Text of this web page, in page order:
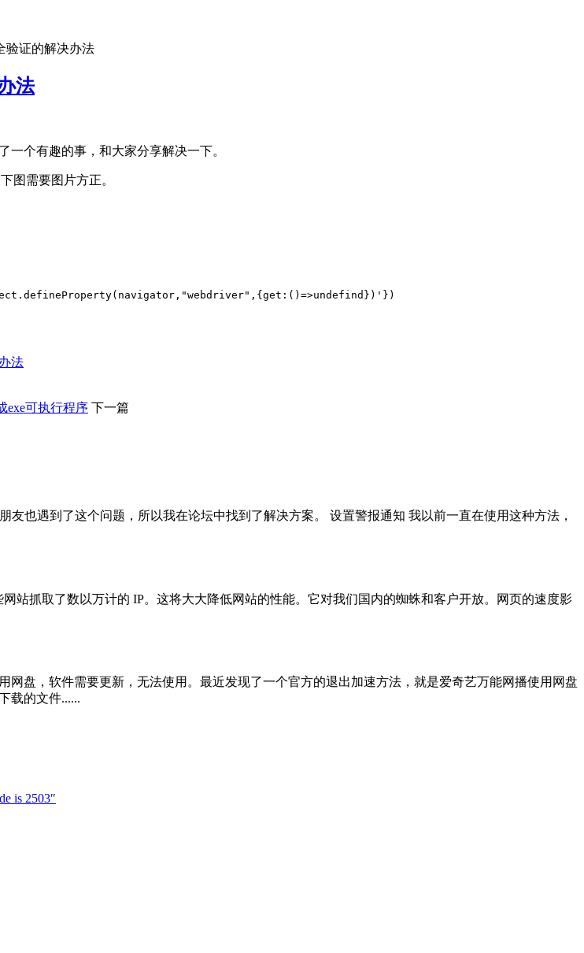
验证的解决办法
法
个有趣的事，和大家分享解决一下。
图需要图片方正。
法
exe可执行程序 下一篇
也遇到了这个问题，所以我在论坛中找到了解决方案。 设置警报通知 我以前一直在使用这种方法，
站抓取了数以万计的 IP。这将大大降低网站的性能。它对我们国内的蜘蛛和客户开放。网页的速度影
盘，软件需要更新，无法使用。最近发现了一个官方的退出加速方法，就是爱奇艺万能网播使用网盘
载的文件......
is 2503″